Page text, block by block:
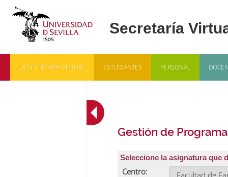
LA SECRETARÍA VIRTUAL ESTUDIANTES PERSONAL
Gestión de
Seleccione la asignatura que
Centro: